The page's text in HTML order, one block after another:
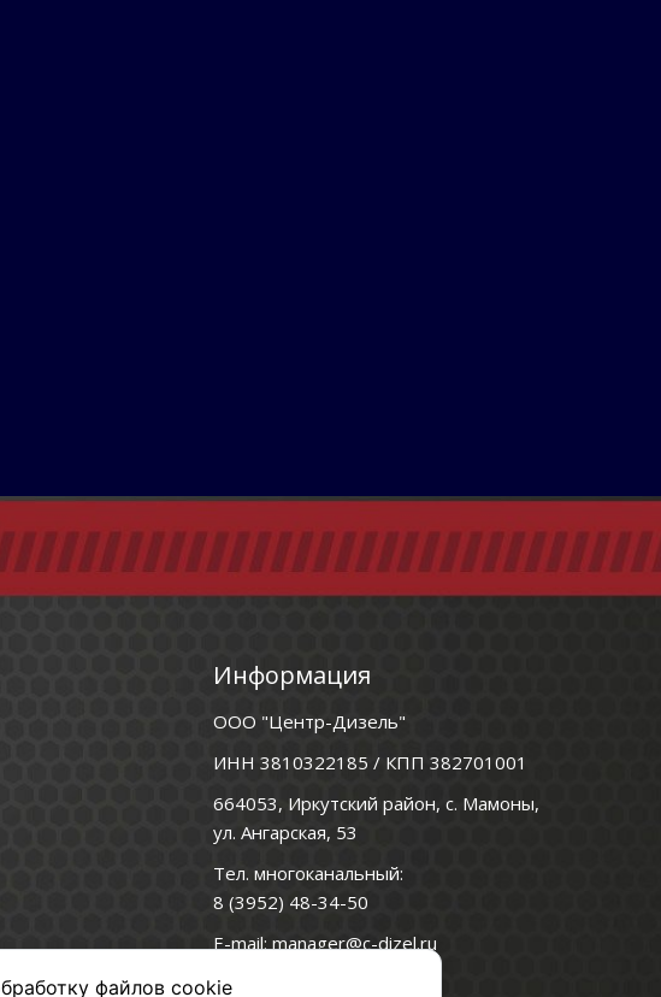
файлов cookie
Информация
ООО "Центр-Дизель"
ИНН 3810322185 / КПП 382701001
664053, Иркутский район, с. Мамоны,
ул. Ангарская, 53
Тел. многоканальный:
8 (3952) 48-34-50
E-mail:manager@c-dizel.ru
Мессенджеры: